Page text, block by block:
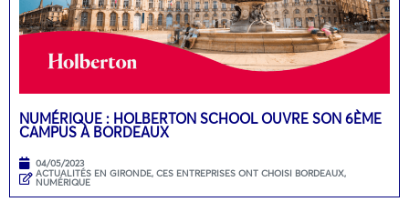
NUMÉRIQUE : HOLBERTON SCHOOL OUVRE SON 6ÈME
CAMPUS À BORDEAUX
04/05/2023
ACTUALITÉS EN GIRONDE, CES ENTREPRISES ONT CHOISI BORDEAUX,
NUMÉRIQUE